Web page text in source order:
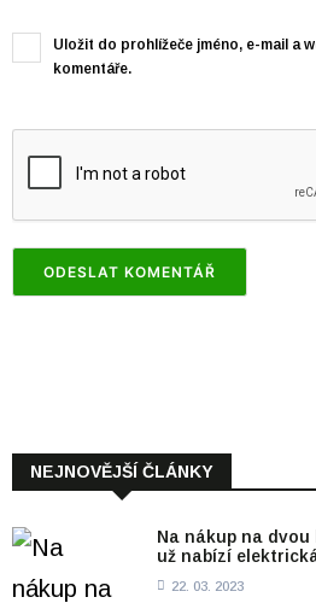
Uložit do prohlížeče jméno, e-mail a
komentáře.
NEJNOVĚJŠÍ ČLÁNKY
Na nákup na
už nabízí
22. 03. 2023